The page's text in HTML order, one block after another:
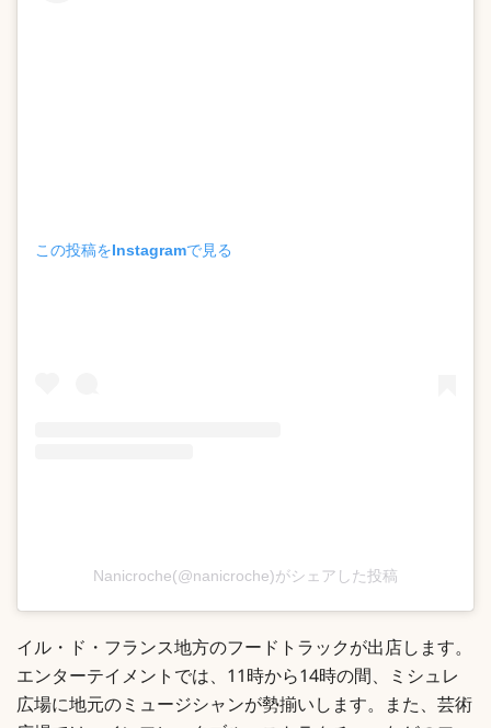
この投稿をInstagramで見る
Nanicroche(@nanicroche)がシェアした投稿
イル・ド・フランス地方のフードトラックが出店します。
エンターテイメントでは、11時から14時の間、ミシュレ
広場に地元のミュージシャンが勢揃いします。また、芸術